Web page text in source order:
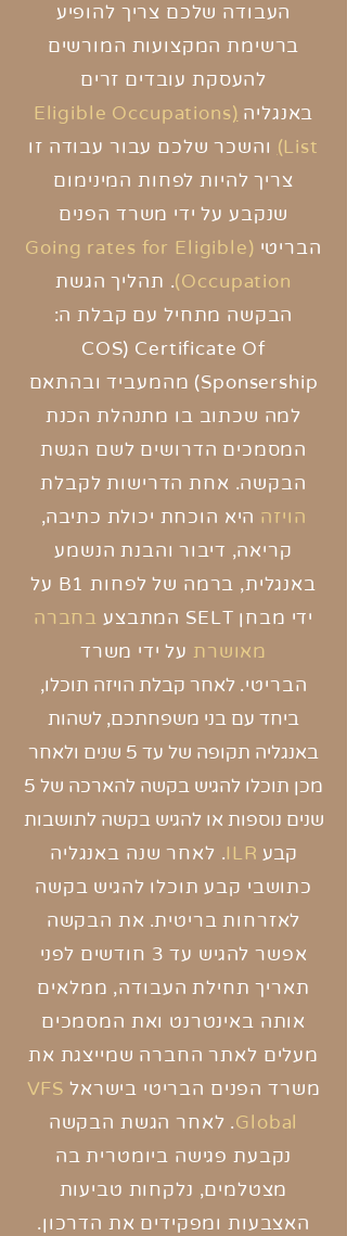
העבודה שלכם צריך להופיע
ברשימת המקצועות המורשים
להעסקת עובדים זרים
באנגליה (
Eligible Occupations
List
) והשכר שלכם עבור עבודה זו
צריך להיות לפחות המינימום
שנקבע על ידי משרד הפנים
הבריטי
(Going rates for Eligible
Occupation)
. תהליך הגשת
הבקשה מתחיל עם קבלת ה:
COS) Certificate Of
Sponsership)
מהמעביד ובהתאם
למה שכתוב בו מתנהלת הכנת
המסמכים הדרושים לשם הגשת
הבקשה. אחת הדרישות לקבלת
הויזה היא הוכחת יכולת כתיבה,
קריאה, דיבור והבנת הנשמע
באנגלית, ברמה של לפחות B1
על
ידי מבחן SELT המתבצע
בחברה
מאושרת על ידי משרד
הבריטי. לאחר קבלת הויזה תוכלו,
ביחד עם בני משפחתכם, לשהות
באנגליה תקופה של עד 5 שנים ולאחר
מכן תוכלו להגיש בקשה להארכה של 5
שנים נוספות או להגיש בקשה לתושבות
קבע ILR. לאחר שנה באנגליה
כתושבי קבע תוכלו להגיש בקשה
לאזרחות בריטית. את הבקשה
אפשר להגיש עד 3 חודשים לפני
תאריך תחילת העבודה, ממלאים
אותה באינטרנט ואת המסמכים
מעלים לאתר החברה שמייצגת את
משרד הפנים הבריטי בישראל VFS
Global. לאחר הגשת הבקשה
נקבעת פגישה ביומטרית בה
מצטלמים, נלקחות טביעות
האצבעות ומפקידים את הדרכון.